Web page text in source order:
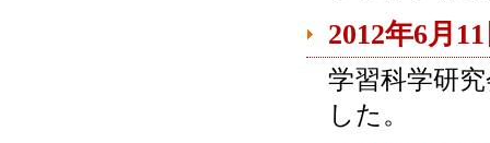
2012年6月
学習科学研
した。